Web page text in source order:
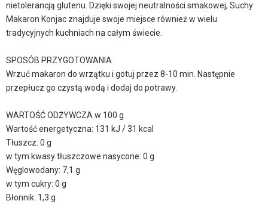
nietolerancją glutenu. Dzięki swojej neutralności smakowej, Suchy
Makaron Konjac znajduje swoje miejsce również w wielu
tradycyjnych kuchniach na całym świecie.
SPOSÓB PRZYGOTOWANIA
Wrzuć makaron do wrzątku i gotuj przez 8-10 min. Następnie
przepłucz go czystą wodą i dodaj do potrawy.
WARTOŚĆ ODŻYWCZA w 100 g
Wartość energetyczna: 131 kJ / 31 kcal
Tłuszcz: 0 g
w tym kwasy tłuszczowe nasycone: 0 g
Węglowodany: 7,1 g
w tym cukry: 0 g
Błonnik: 1,3 g